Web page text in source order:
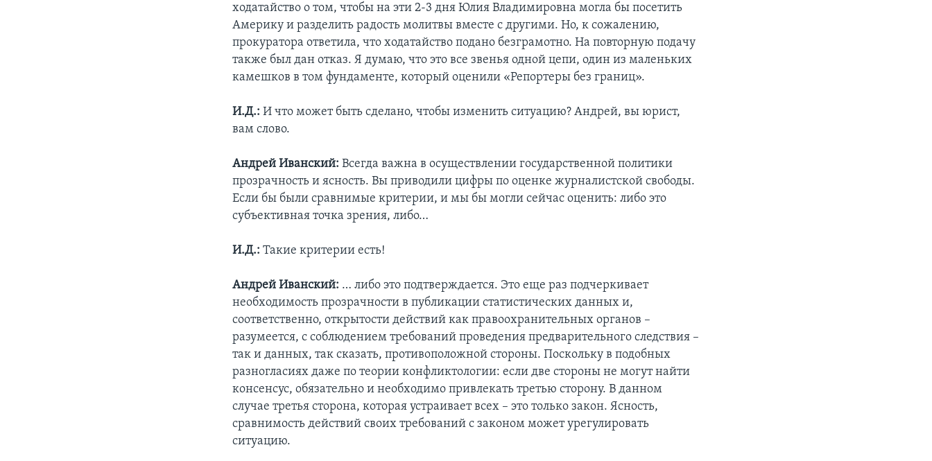
ходатайство о том, чтобы на эти 2-3 дня Юлия Владимировна могла бы посетить
Америку и разделить радость молитвы вместе с другими. Но, к сожалению,
прокуратора ответила, что ходатайство подано безграмотно. На повторную подачу
также был дан отказ. Я думаю, что это все звенья одной цепи, один из маленьких
камешков в том фундаменте, который оценили «Репортеры без границ».
И.Д.:И что может быть сделано, чтобы изменить ситуацию? Андрей, вы юрист,
вам слово.
Андрей Иванский:Всегда важна в осуществлении государственной политики
прозрачность и ясность. Вы приводили цифры по оценке журналистской свободы.
Если бы были сравнимые критерии, и мы бы могли сейчас оценить: либо это
субъективная точка зрения, либо…
И.Д.: Такие критерии есть!
Андрей Иванский: … либо это подтверждается. Это еще раз подчеркивает
необходимость прозрачности в публикации статистических данных и,
соответственно, открытости действий как правоохранительных органов –
разумеется, с соблюдением требований проведения предварительного следствия –
так и данных, так сказать, противоположной стороны. Поскольку в подобных
разногласиях даже по теории конфликтологии: если две стороны не могут найти
консенсус, обязательно и необходимо привлекать третью сторону. В данном
случае третья сторона, которая устраивает всех – это только закон. Ясность,
сравнимость действий своих требований с законом может урегулировать
ситуацию.